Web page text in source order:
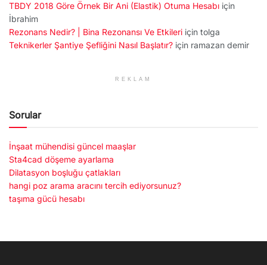
TBDY 2018 Göre Örnek Bir Ani (Elastik) Otuma Hesabı için
İbrahim
Rezonans Nedir? | Bina Rezonansı Ve Etkileri için tolga
Teknikerler Şantiye Şefliğini Nasıl Başlatır? için ramazan demir
REKLAM
Sorular
İnşaat mühendisi güncel maaşlar
Sta4cad döşeme ayarlama
Dilatasyon boşluğu çatlakları
hangi poz arama aracını tercih ediyorsunuz?
taşıma gücü hesabı